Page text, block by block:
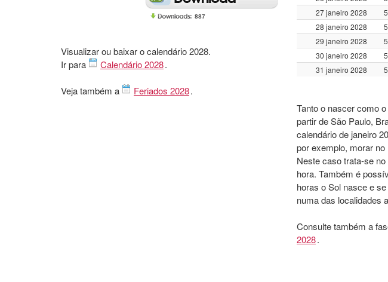
887
Visualizar ou baixar o calendário 2028.
Ir para
Calendário 2028.
Veja também a Feriados 2028.
27 janeiro 2028
28 janeiro 2028
29 janeiro 2028
30 janeiro 2028
31 janeiro 2028
Tanto o nascer como
partir de São Paulo,
calendário de janeiro
por exemplo, morar
Neste caso trata-se
hora. Também é
horas o Sol nasce e
numa das localidades
Consulte também a
2028.